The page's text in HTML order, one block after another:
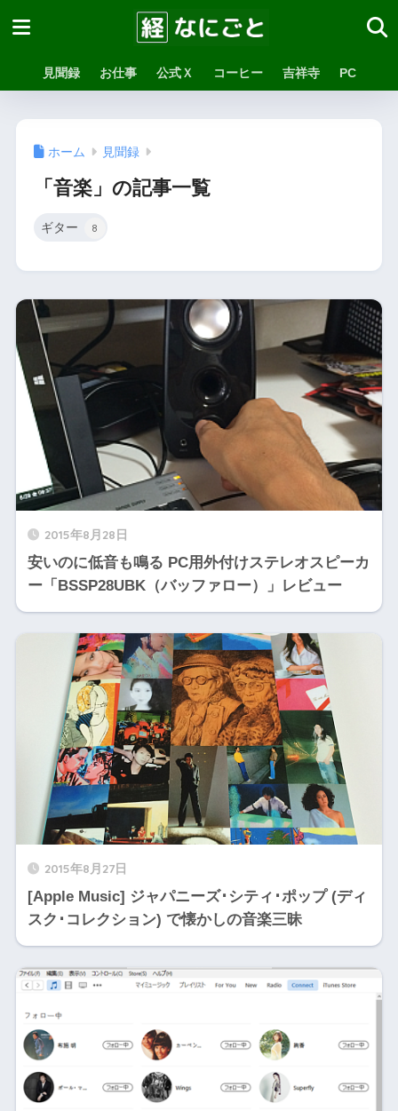
見聞録 お仕事 公式Ｘ コーヒー 吉祥寺 PC
ホーム 見聞録
「音楽」の記事一覧
ギター 8
2015年8月28日
安いのに低音も鳴る PC用外付けステレオスピーカ
ー「BSSP28UBK（バッファロー）」レビュー
2015年8月27日
[Apple Music] ジャパニーズ･シティ･ポップ (ディ
スク･コレクション) で懐かしの音楽三昧